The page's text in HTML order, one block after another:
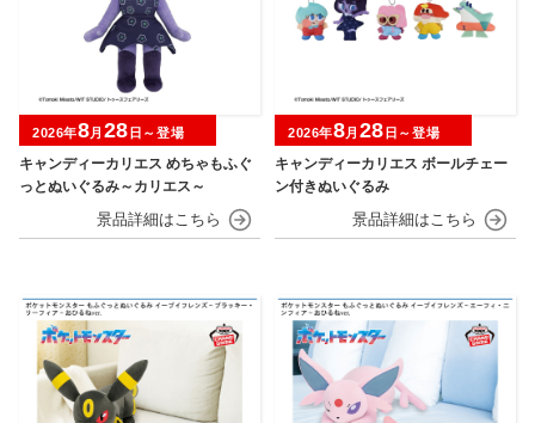
キャンディーカリエス めちゃもふぐ
っとぬいぐるみ～カリエス～
2026年8月 28 日～登場
キャンディーカリエス ボールチェー
ン付きぬいぐるみ
2026年8月 28 日～登場